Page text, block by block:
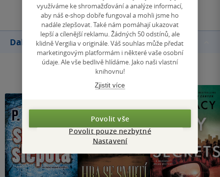
Další knihy autora
využíváme ke shromažďování a analýze informací,
aby náš e-shop dobře fungoval a mohli jsme ho
nadále zlepšovat. Také nám pomáhají ukazovat
lepší a cílenější reklamu. Žádných 50 odstínů, ale
klidně Vergilia v originále. Váš souhlas může předat
marketingovým platformám i některé vaše osobní
údaje. Ale vše bedlivě hlídáme. Jako naši vlastní
knihovnu!
Zjistit více
Povolit vše
Povolit pouze nezbytné
Nastavení